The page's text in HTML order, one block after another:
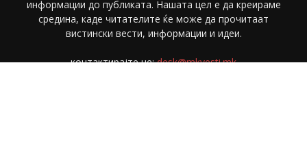
информации до публиката. Нашата цел е да креираме
средина, каде читателите ќе може да прочитаат
вистински вести, информации и идеи.
контактирајте не:desk@mkvesti.mk